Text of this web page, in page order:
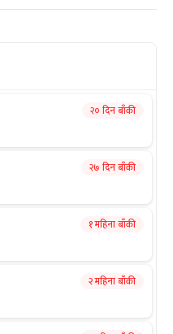
२० दिन बाँकी
२७ दिन बाँकी
१ महिना बाँकी
२ महिना बाँकी